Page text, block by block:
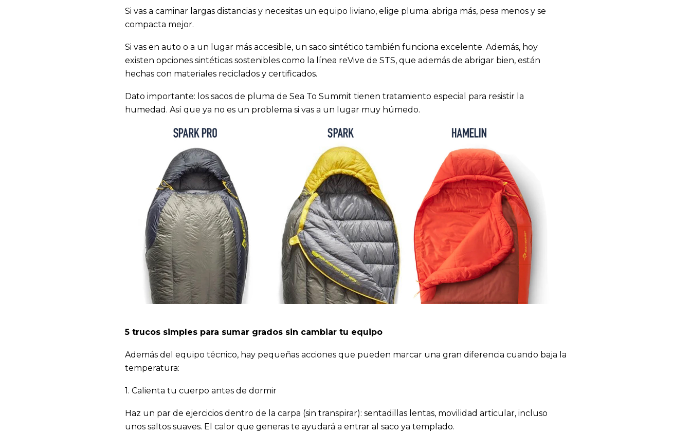
Si vas a caminar largas distancias y necesitas un equipo liviano, elige pluma: abriga más, pesa menos y se
compacta mejor.
Si vas en auto o a un lugar más accesible, un saco sintético también funciona excelente. Además, hoy
existen opciones sintéticas sostenibles como la línea reVive de STS, que además de abrigar bien, están
hechas con materiales reciclados y certificados.
Dato importante: los sacos de pluma de Sea To Summit tienen tratamiento especial para resistir la
humedad. Así que ya no es un problema si vas a un lugar muy húmedo.
5 trucos simples para sumar grados sin cambiar tu equipo
Además del equipo técnico, hay pequeñas acciones que pueden marcar una gran diferencia cuando baja la
temperatura:
1. Calienta tu cuerpo antes de dormir
Haz un par de ejercicios dentro de la carpa (sin transpirar): sentadillas lentas, movilidad articular, incluso
unos saltos suaves. El calor que generas te ayudará a entrar al saco ya templado.